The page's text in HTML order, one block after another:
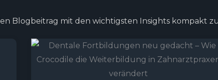
Blogbeitrag mit den wichtigsten Insights kompakt
P
a
P
a
P
a
P
a
P
a
g
P
a
g